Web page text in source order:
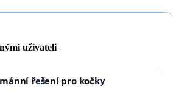
uživateli
řešení pro kočky